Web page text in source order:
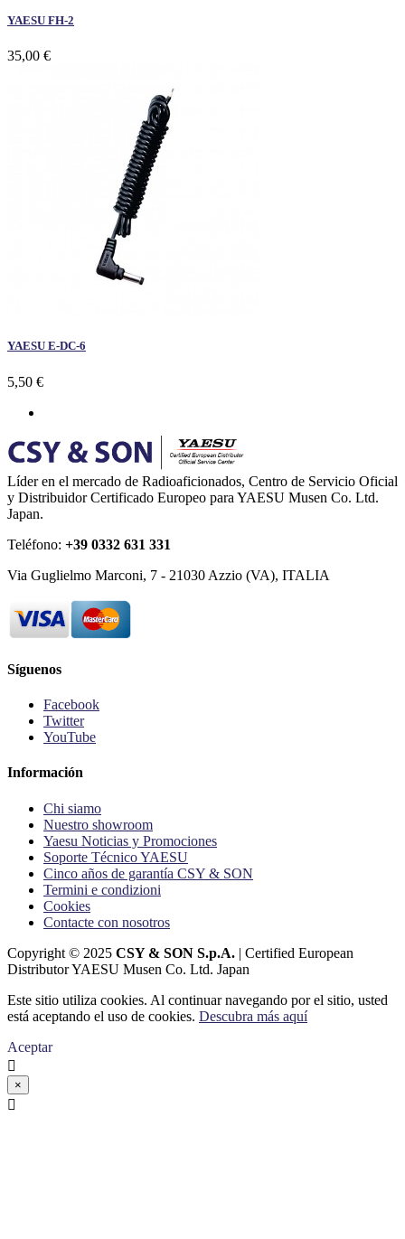
YAESU FH-2
35,00 €
YAESU E-DC-6
5,50 €
Líder en el mercado de Radioaficionados, Centro de Servicio Oficial
y Distribuidor Certificado Europeo para YAESU Musen Co. Ltd.
Japan.
Teléfono: +39 0332 631 331
Via Guglielmo Marconi, 7 - 21030 Azzio (VA), ITALIA
Síguenos
Facebook
Twitter
YouTube
Información
Chi siamo
Nuestro showroom
Yaesu Noticias y Promociones
Soporte Técnico YAESU
Cinco años de garantía CSY & SON
Termini e condizioni
Cookies
Contacte con nosotros
Copyright © 2025 CSY & SON S.p.A. | Certified European
Distributor YAESU Musen Co. Ltd. Japan
Este sitio utiliza cookies. Al continuar navegando por el sitio, usted
está aceptando el uso de cookies. Descubra más aquí
Aceptar

×
